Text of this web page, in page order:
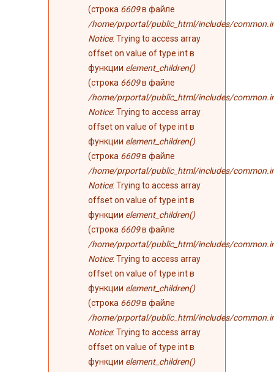
(строка 6609в файле
/home/prportal/public_html/includes/
Notice: Trying to access array
offset on value of type int в
функции element_children()
(строка 6609в файле
/home/prportal/public_html/includes/
Notice: Trying to access array
offset on value of type int в
функции element_children()
(строка 6609в файле
/home/prportal/public_html/includes/
Notice: Trying to access array
offset on value of type int в
функции element_children()
(строка 6609в файле
/home/prportal/public_html/includes/
Notice: Trying to access array
offset on value of type int в
функции element_children()
(строка 6609в файле
/home/prportal/public_html/includes/
Notice: Trying to access array
offset on value of type int в
функции element_children()